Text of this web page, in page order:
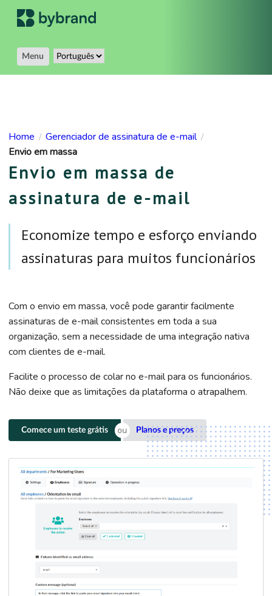
Menu
Home / Gerenciador de assinatura de e-mail /
Envio em massa
Envio em massa de
assinatura de e-mail
Economize tempo e esforço enviando
assinaturas para muitos funcionários
Com o envio em massa, você pode garantir facilmente
assinaturas de e-mail consistentes em toda a sua
organização, sem a necessidade de uma integração nativa
com clientes de e-mail.
Facilite o processo de colar no e-mail para os funcionários.
Não deixe que as limitações da plataforma o atrapalhem.
Comece um teste grátis Planos e preços